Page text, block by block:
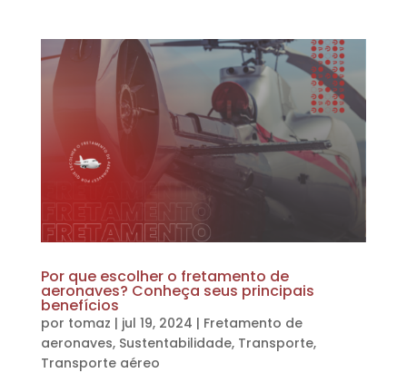
Por que escolher o fretamento de
aeronaves? Conheça seus principais
benefícios
por tomaz | jul 19, 2024 | Fretamento de
aeronaves, Sustentabilidade, Transporte,
Transporte aéreo